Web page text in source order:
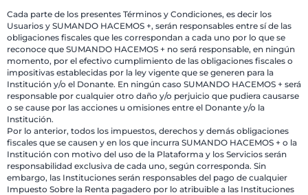
Cada parte de los presentes Términos y Condiciones, es decir los
Usuarios y SUMANDO HACEMOS +, serán responsables entre sí de las
obligaciones fiscales que les correspondan a cada uno por lo que se
reconoce que SUMANDO HACEMOS + no será responsable, en ningún
momento, por el efectivo cumplimiento de las obligaciones fiscales o
impositivas establecidas por la ley vigente que se generen para la
Institución y/o el Donante. En ningún caso SUMANDO HACEMOS + será
responsable por cualquier otro daño y/o perjuicio que pudiera causarse
o se cause por las acciones u omisiones entre el Donante y/o la
Institución.
Por lo anterior, todos los impuestos, derechos y demás obligaciones
fiscales que se causen y en los que incurra SUMANDO HACEMOS + o la
Institución con motivo del uso de la Plataforma y los Servicios serán
responsabilidad exclusiva de cada uno, según corresponda. Sin
embargo, las Instituciones serán responsables del pago de cualquier
Impuesto Sobre la Renta pagadero por lo atribuible a las Instituciones